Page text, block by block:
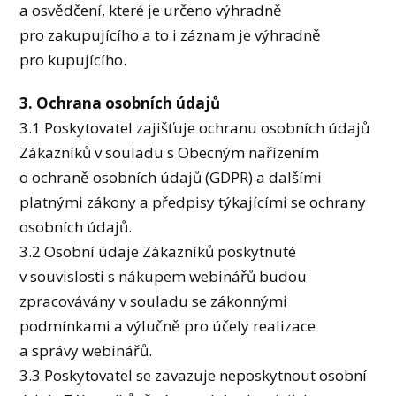
a osvědčení, které je určeno výhradně
pro zakupujícího a to i záznam je výhradně
pro kupujícího.
3. Ochrana osobních údajů
3.1 Poskytovatel zajišťuje ochranu osobních údajů
Zákazníků v souladu s Obecným nařízením
o ochraně osobních údajů (GDPR) a dalšími
platnými zákony a předpisy týkajícími se ochrany
osobních údajů.
3.2 Osobní údaje Zákazníků poskytnuté
v souvislosti s nákupem webinářů budou
zpracovávány v souladu se zákonnými
podmínkami a výlučně pro účely realizace
a správy webinářů.
3.3 Poskytovatel se zavazuje neposkytnout osobní